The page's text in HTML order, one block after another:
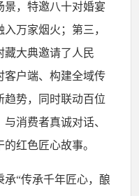
景，特邀八十对婚宴
万家烟火；第三，
藏大典邀请了人民
客户端、构建全域传
趋势，同时联动百位
消费者真诚对话、
红色匠心故事。
承“传承千年匠心，酿